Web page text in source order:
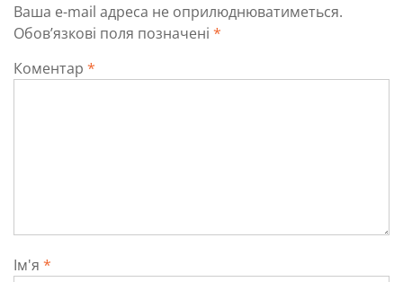
Ваша e-mail адреса не оприлюднюватиметься.
Обов’язкові поля позначені *
Коментар *
Ім'я *